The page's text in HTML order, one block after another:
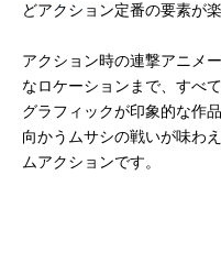
どアクション定番の要素が楽
アクション時の連撃アニメ
なロケーションまで、すべ
グラフィックが印象的な作
向かうムサシの戦いが味わ
ムアクションです。